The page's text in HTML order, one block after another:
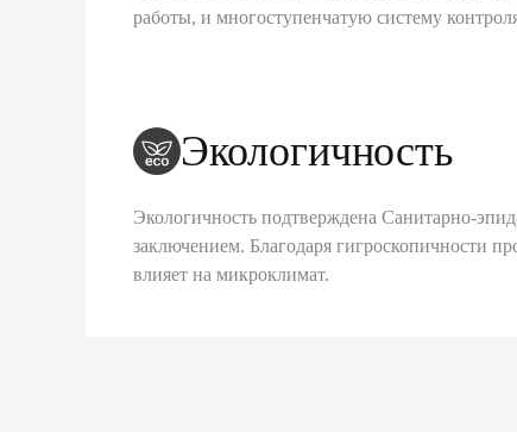
работы, и многоступенчатую систему
Экологичность
Экологичность подтверждена Санитарно-
заключением. Благодаря гигроскопичности
влияет на микроклимат.